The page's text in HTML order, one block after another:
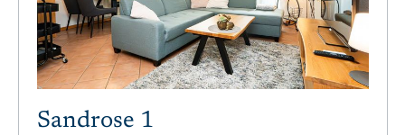
Sandrose 1